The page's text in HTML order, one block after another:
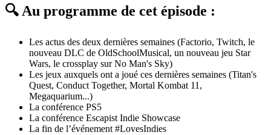
🔍 Au programme de cet épisode :
Les actus des deux dernières semaines (Factorio, Twitch, le
nouveau DLC de OldSchoolMusical, un nouveau jeu Star
Wars, le crossplay sur No Man's Sky)
Les jeux auxquels ont a joué ces dernières semaines (Titan's
Quest, Conduct Together, Mortal Kombat 11,
Megaquarium...)
La conférence PS5
La conférence Escapist Indie Showcase
La fin de l’événement #LovesIndies